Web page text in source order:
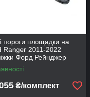
пороги площадки на
Ranger 2011-2022
Форд Рейнджер
Blue
₴/комплект